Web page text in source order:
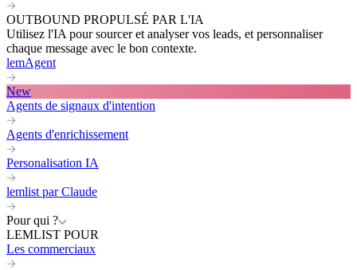
OUTBOUND PROPULSÉ PAR L'IA
Utilisez l'IA pour sourcer et analyser vos leads, et personnaliser
chaque message avec le bon contexte.
lemAgent
New
Agents de signaux d'intention
Agents d'enrichissement
Personalisation IA
lemlist par Claude
Pour qui ?
LEMLIST POUR
Les commerciaux